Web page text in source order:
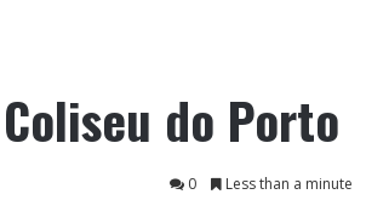
do Porto
0
Less than a minute